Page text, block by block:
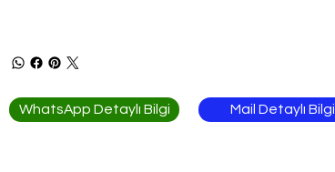
WhatsApp Detaylı Bilgi Mail Detaylı Bilgi